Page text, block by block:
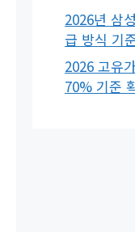
2026년 삼
급 방식 기
2026 고유
70% 기준